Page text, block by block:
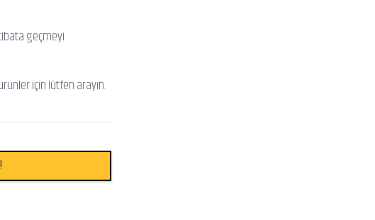
geçmeyi
için lütfen arayın.